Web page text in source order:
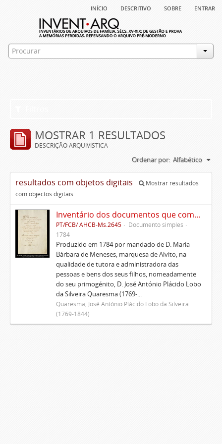
início descritivo sobre entrar
MOSTRAR 1 RESULTADOS
DESCRIÇÃO ARQUIVÍSTICA
Ordenar por: Alfabético
resultados com objetos digitais
Mostrar resultados
com objectos digitais
Inventário dos documentos que compõem o cartório da Casa de Alvito
PT/FCB/ AHCB-Ms.2645
Documento simples
1784
Produzido em 1784 por mandado de D. Maria
Bárbara de Meneses, marquesa de Alvito, na
qualidade de tutora e administradora das
pessoas e bens dos seus filhos, nomeadamente
do seu primogénito, D. José António Plácido Lobo
da Silveira Quaresma (1769-...
Quaresma, José António Plácido Lobo da Silveira
(1769-1844)